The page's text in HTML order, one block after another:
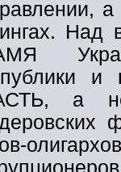
а
Над
и
а